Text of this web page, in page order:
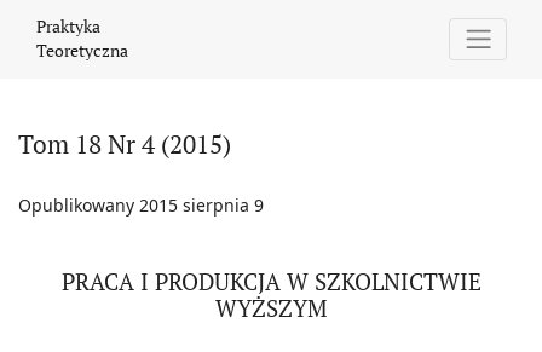
Praktyka
Teoretyczna
Tom 18 Nr 4 (2015)
Opublikowany 2015 sierpnia 9
PRACA I PRODUKCJA W SZKOLNICTWIE
WYŻSZYM